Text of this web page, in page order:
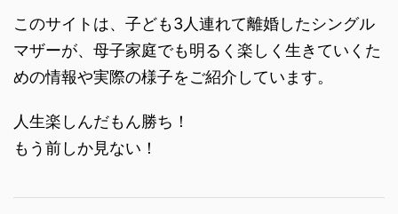
このサイトは、子ども3人連れて離婚したシングル
マザーが、母子家庭でも明るく楽しく生きていくた
めの情報や実際の様子をご紹介しています。
人生楽しんだもん勝ち！
もう前しか見ない！